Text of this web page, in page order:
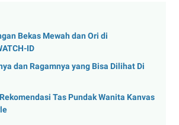
Bekas Mewah dan Ori di
ID
dan Ragamnya yang Bisa Dilihat Di
Tas Pundak Wanita Kanvas